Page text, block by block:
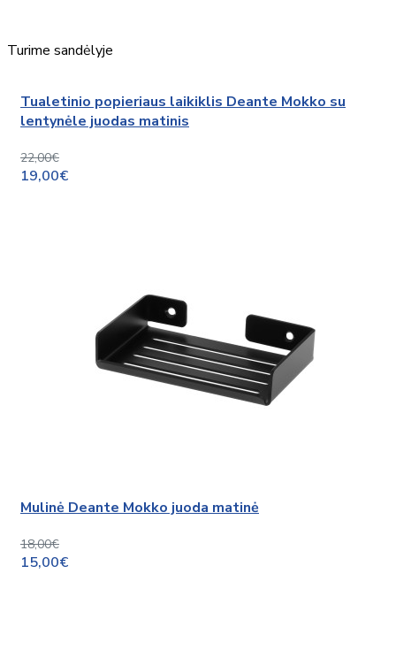
Turime sandėlyje
Tualetinio popieriaus laikiklis Deante Mokko su
lentynėle juodas matinis
22,00€
19,00€
Mulinė Deante Mokko juoda matinė
18,00€
15,00€